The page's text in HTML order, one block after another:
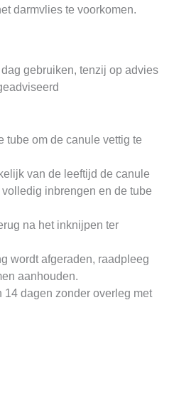
darmvlies te voorkomen.
gebruiken, tenzij op advies
tube om de canule vettig te
van de leeftijd de canule
inbrengen en de tube
na het inknijpen ter
wordt afgeraden, raadpleeg
aanhouden.
14 dagen zonder overleg met